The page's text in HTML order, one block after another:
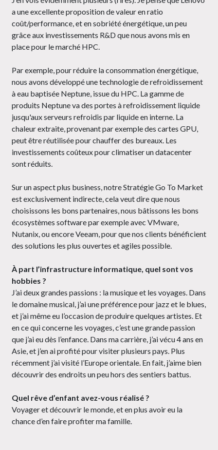
a une excellente proposition de valeur en ratio
coût/performance, et en sobriété énergétique, un peu
grâce aux investissements R&D que nous avons mis en
place pour le marché HPC.
Par exemple, pour réduire la consommation énergétique,
nous avons développé une technologie de refroidissement
à eau baptisée Neptune, issue du HPC. La gamme de
produits Neptune va des portes à refroidissement liquide
jusqu'aux serveurs refroidis par liquide en interne. La
chaleur extraite, provenant par exemple des cartes GPU,
peut être réutilisée pour chauffer des bureaux. Les
investissements coûteux pour climatiser un datacenter
sont réduits.
Sur un aspect plus business, notre Stratégie Go To Market
est exclusivement indirecte, cela veut dire que nous
choisissons les bons partenaires, nous bâtissons les bons
écosystèmes software par exemple avec VMware,
Nutanix, ou encore Veeam, pour que nos clients bénéficient
des solutions les plus ouvertes et agiles possible.
À part l’infrastructure informatique, quel sont vos
hobbies ?
J’ai deux grandes passions : la musique et les voyages. Dans
le domaine musical, j’ai une préférence pour jazz et le blues,
et j’ai même eu l’occasion de produire quelques artistes. Et
en ce qui concerne les voyages, c’est une grande passion
que j’ai eu dès l’enfance. Dans ma carrière, j’ai vécu 4 ans en
Asie, et j’en ai profité pour visiter plusieurs pays. Plus
récemment j’ai visité l’Europe orientale. En fait, j’aime bien
découvrir des endroits un peu hors des sentiers battus.
Quel rêve d’enfant avez-vous réalisé ?
Voyager et découvrir le monde, et en plus avoir eu la
chance d’en faire profiter ma famille.